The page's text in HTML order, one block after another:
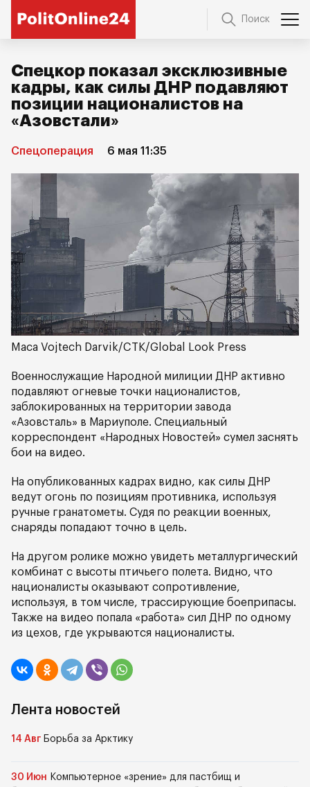
Поиск
Спецкор показал эксклюзивные
кадры, как силы ДНР подавляют
позиции националистов на
«Азовстали»
Спецоперация 6 мая 11:35
Maca Vojtech Darvik/CTK/Global Look Press
Военнослужащие Народной милиции ДНР активно
подавляют огневые точки националистов,
заблокированных на территории завода
«Азовсталь» в Мариуполе. Специальный
корреспондент «Народных Новостей» сумел заснять
бои на видео.
На опубликованных кадрах видно, как силы ДНР
ведут огонь по позициям противника, используя
ручные гранатометы. Судя по реакции военных,
снаряды попадают точно в цель.
На другом ролике можно увидеть металлургический
комбинат с высоты птичьего полета. Видно, что
националисты оказывают сопротивление,
используя, в том числе, трассирующие боеприпасы.
Также на видео попала «работа» сил ДНР по одному
из цехов, где укрываются националисты.
Лента новостей
14 Авг Борьба за Арктику
30 Июн Компьютерное «зрение» для пастбищ и